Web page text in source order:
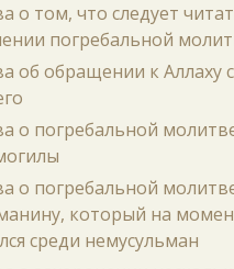
о том, что следует
погребальной
об обращении к Аллаху
о погребальной
о погребальной
который на
среди немусульман